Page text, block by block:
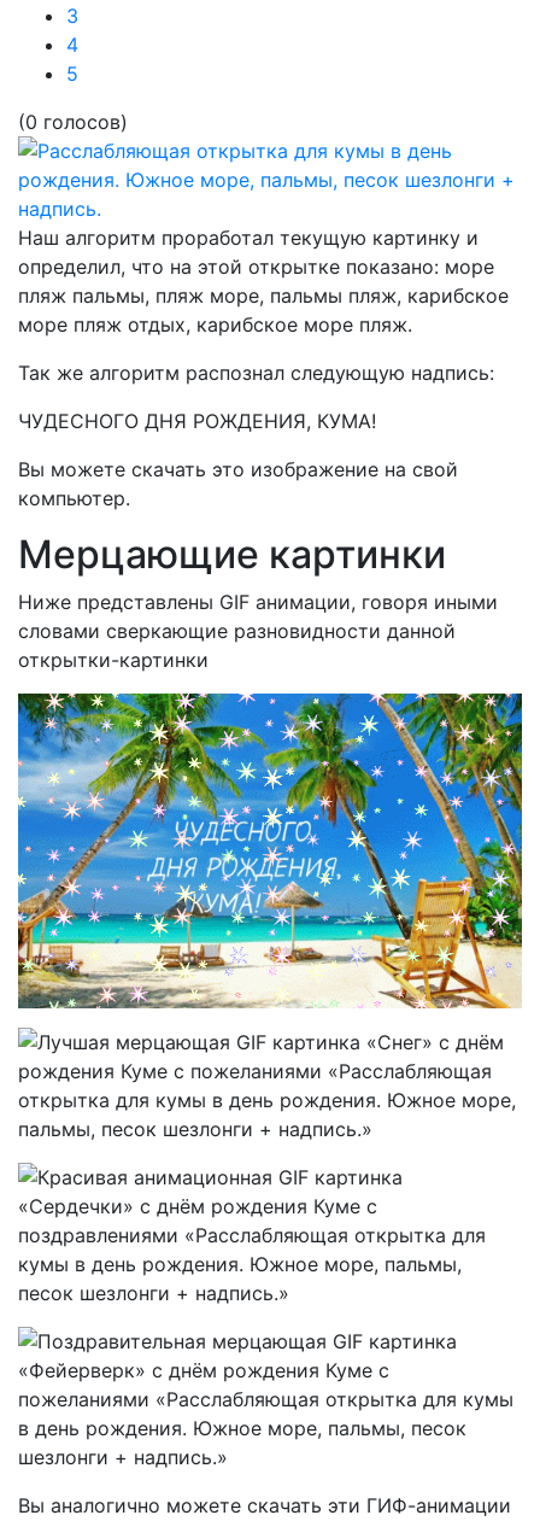
3
4
5
(0 голосов)
Наш алгоритм проработал текущую картинку и
определил, что на этой открытке показано: море
пляж пальмы, пляж море, пальмы пляж, карибское
море пляж отдых, карибское море пляж.
Так же алгоритм распознал следующую надпись:
ЧУДЕСНОГО ДНЯ РОЖДЕНИЯ, КУМА!
Вы можете скачать это изображение на свой
компьютер.
Мерцающие картинки
Ниже представлены GIF анимации, говоря иными
словами сверкающие разновидности данной
открытки-картинки
Вы аналогично можете скачать эти ГИФ-анимации